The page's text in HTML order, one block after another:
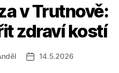
v Trutnově:
zdraví kostí
Datum
14.5.2026